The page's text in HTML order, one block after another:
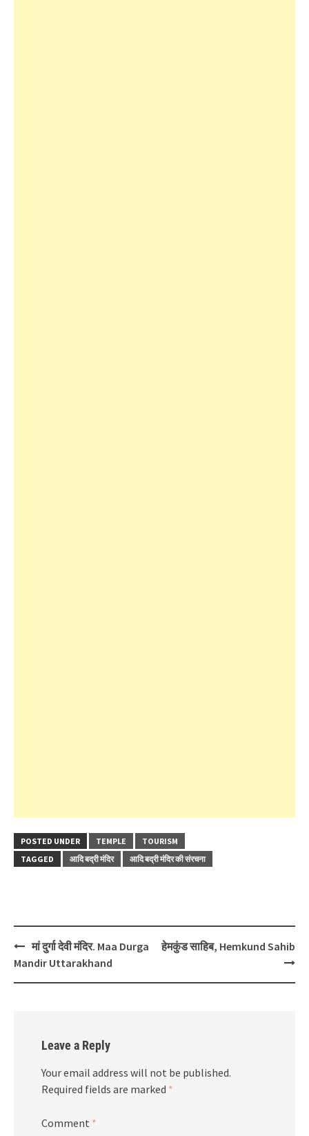
POSTED UNDER TEMPLE
TOURISM
TAGGED
आदि बद्री मंदिर आदि बद्री मंदिर की संरचना
Post
navigation
मां दुर्गा देवी मंदिर. Maa Durga
Mandir Uttarakhand
हेमकुंड साहिब, Hemkund Sahib
Leave a Reply
Your email address will not be published.
Required fields are marked *
Comment *